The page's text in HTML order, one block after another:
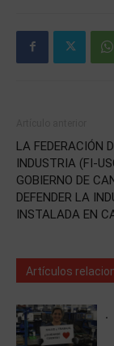
LA FEDERACIÓN
INDUSTRIA (FI-
GOBIERNO DE
DEFENDER LA
INSTALADA EN
Artículos
.